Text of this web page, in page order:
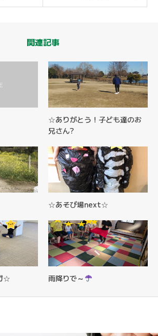
関連記事
☆ありがとう！子ども達のお
兄さん?
☆あそび場next☆
☆ 雨降りで～